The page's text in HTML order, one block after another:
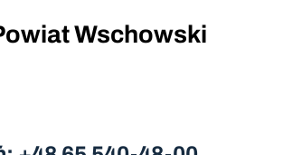
Wschowski